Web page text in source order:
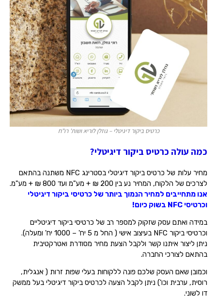
כרטיס ביקור דיגיטלי – גוזלן לוריא ושות' רו"ח
כמה עולה כרטיס ביקור דיגיטלי?
מחיר עלות של כרטיס ביקור דיגיטלי בסטרינג NFC משתנה בהתאם
לצרכים של הלקוח, המחיר נע בין 200 ₪ + מע"מ ועד 800 ₪ + מע"מ.
אנו מתחייבים למחיר הנמוך ביותר של כרטיסי ביקור דיגיטלי
וכרטיסי NFC בשוק כיום!
במידה ואתם עסק שזקוק למספר רב של כרטיסי ביקור דיגיטליים
וכרטיסי ביקור NFC בעיצוב אישי ( החל מ 5 יח' – 1000 יח' ומעלה).
ניתן ליצור איתנו קשר ולקבל הצעת מחיר מסודרת ואטרקטיבית
בהתאם לצורכי החברה.
וכמובן שאם העסק שלכם פונה ללקוחות בעלי שפות זרות ( אנגלית,
רוסית, ערבית וכו') ניתן לקבל הצעה לכרטיס ביקור דיגיטלי בעל ממשק
דו לשוני.